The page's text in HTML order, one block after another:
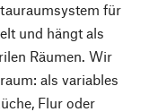
für
und hängt als
Räumen. Wir
als variables
Flur oder